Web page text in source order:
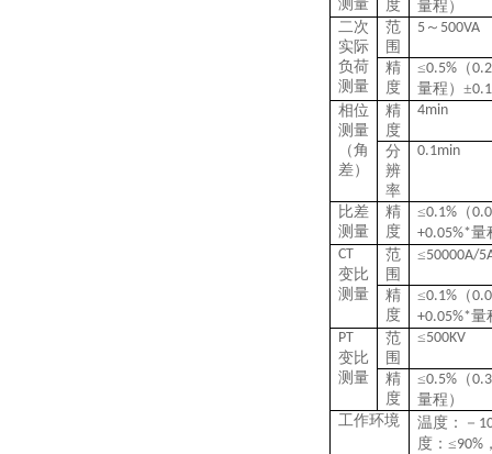
测量 度
量程）
二次
实际
负荷
测量
范
围
5 ～ 500VA
精
度
≤0.5% （
量程）±
相位
测量
（角
差）
精
度
4min
分
辨
率
0.1min
比差
测量
精
度
≤0.1% （0.
+0.05%*量
CT
变比
测量
范
围
≤50000A/
精
度
≤0.1% （0.
+0.05%*量
PT
变比
测量
范
围
≤500KV
精
度
≤0.5% （0.3
量程）
工作环境
温度： －
度： ≤90%